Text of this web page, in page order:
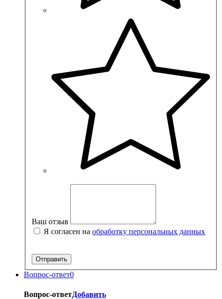
Ваш отзыв
Я согласен на обработку персональных данных
Вопрос-ответ0
Вопрос-ответДобавить